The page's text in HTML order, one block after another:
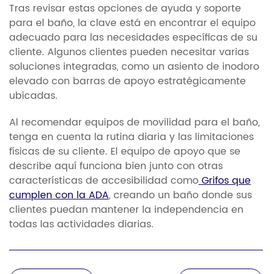
Tras revisar estas opciones de ayuda y soporte
para el baño, la clave está en encontrar el equipo
adecuado para las necesidades específicas de su
cliente. Algunos clientes pueden necesitar varias
soluciones integradas, como un asiento de inodoro
elevado con barras de apoyo estratégicamente
ubicadas.
Al recomendar equipos de movilidad para el baño,
tenga en cuenta la rutina diaria y las limitaciones
físicas de su cliente. El equipo de apoyo que se
describe aquí funciona bien junto con otras
características de accesibilidad comoGrifos que
cumplen con la ADA, creando un baño donde sus
clientes puedan mantener la independencia en
todas las actividades diarias.